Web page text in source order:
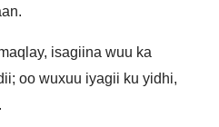
isagiina wuu ka
oo wuxuu iyagii ku yidhi,